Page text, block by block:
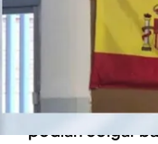
Los alumnos se
catalán que les
Desde el centro
podían colgar